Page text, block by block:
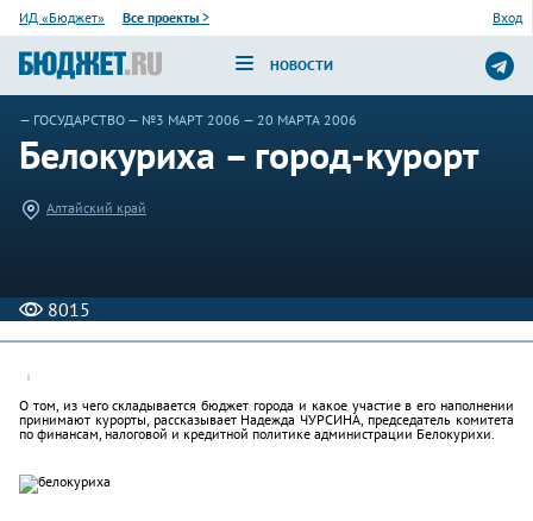
ИД «Бюджет» Все проекты > Вход
НОВОСТИ
— ГОСУДАРСТВО — №3 МАРТ 2006 — 20 МАРТА 2006
Белокуриха – город-курорт
Алтайский край
8015
О том, из чего складывается бюджет города и какое участие в его наполнении
принимают курорты, рассказывает Надежда ЧУРСИНА, председатель комитета
по финансам, налоговой и кредитной политике администрации Белокурихи.